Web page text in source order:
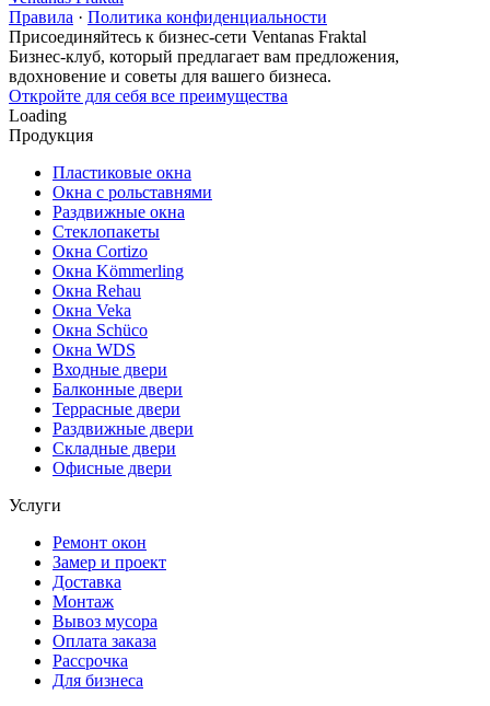
Правила · Политика конфиденциальности
Присоединяйтесь к бизнес-сети Ventanas Fraktal
Бизнес-клуб, который предлагает вам предложения,
вдохновение и советы для вашего бизнеса.
Откройте для себя все преимущества
Loading
Продукция
Пластиковые окна
Окна с рольставнями
Раздвижные окна
Стеклопакеты
Окна Cortizo
Окна Kömmerling
Окна Rehau
Окна Veka
Окна Schüco
Окна WDS
Входные двери
Балконные двери
Террасные двери
Раздвижные двери
Складные двери
Офисные двери
Услуги
Ремонт окон
Замер и проект
Доставка
Монтаж
Вывоз мусора
Оплата заказа
Рассрочка
Для бизнеса